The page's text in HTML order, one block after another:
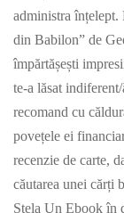
administra înțelept.
din Babilon” de
împărtășești
te-a lăsat
recomand cu
povețele ei
recenzie de carte,
căutarea unei cărți
Stela Un Ebook în